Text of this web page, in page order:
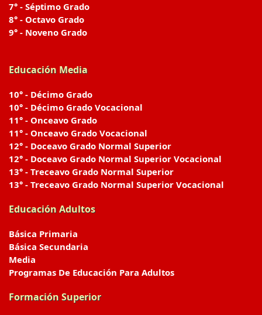
7° - Séptimo Grado
8° - Octavo Grado
9° - Noveno Grado
Educación Media
10° - Décimo Grado
10° - Décimo Grado Vocacional
11° - Onceavo Grado
11° - Onceavo Grado Vocacional
12° - Doceavo Grado Normal Superior
12° - Doceavo Grado Normal Superior Vocacional
13° - Treceavo Grado Normal Superior
13° - Treceavo Grado Normal Superior Vocacional
Educación Adultos
Básica Primaria
Básica Secundaria
Media
Programas De Educación Para Adultos
Formación Superior